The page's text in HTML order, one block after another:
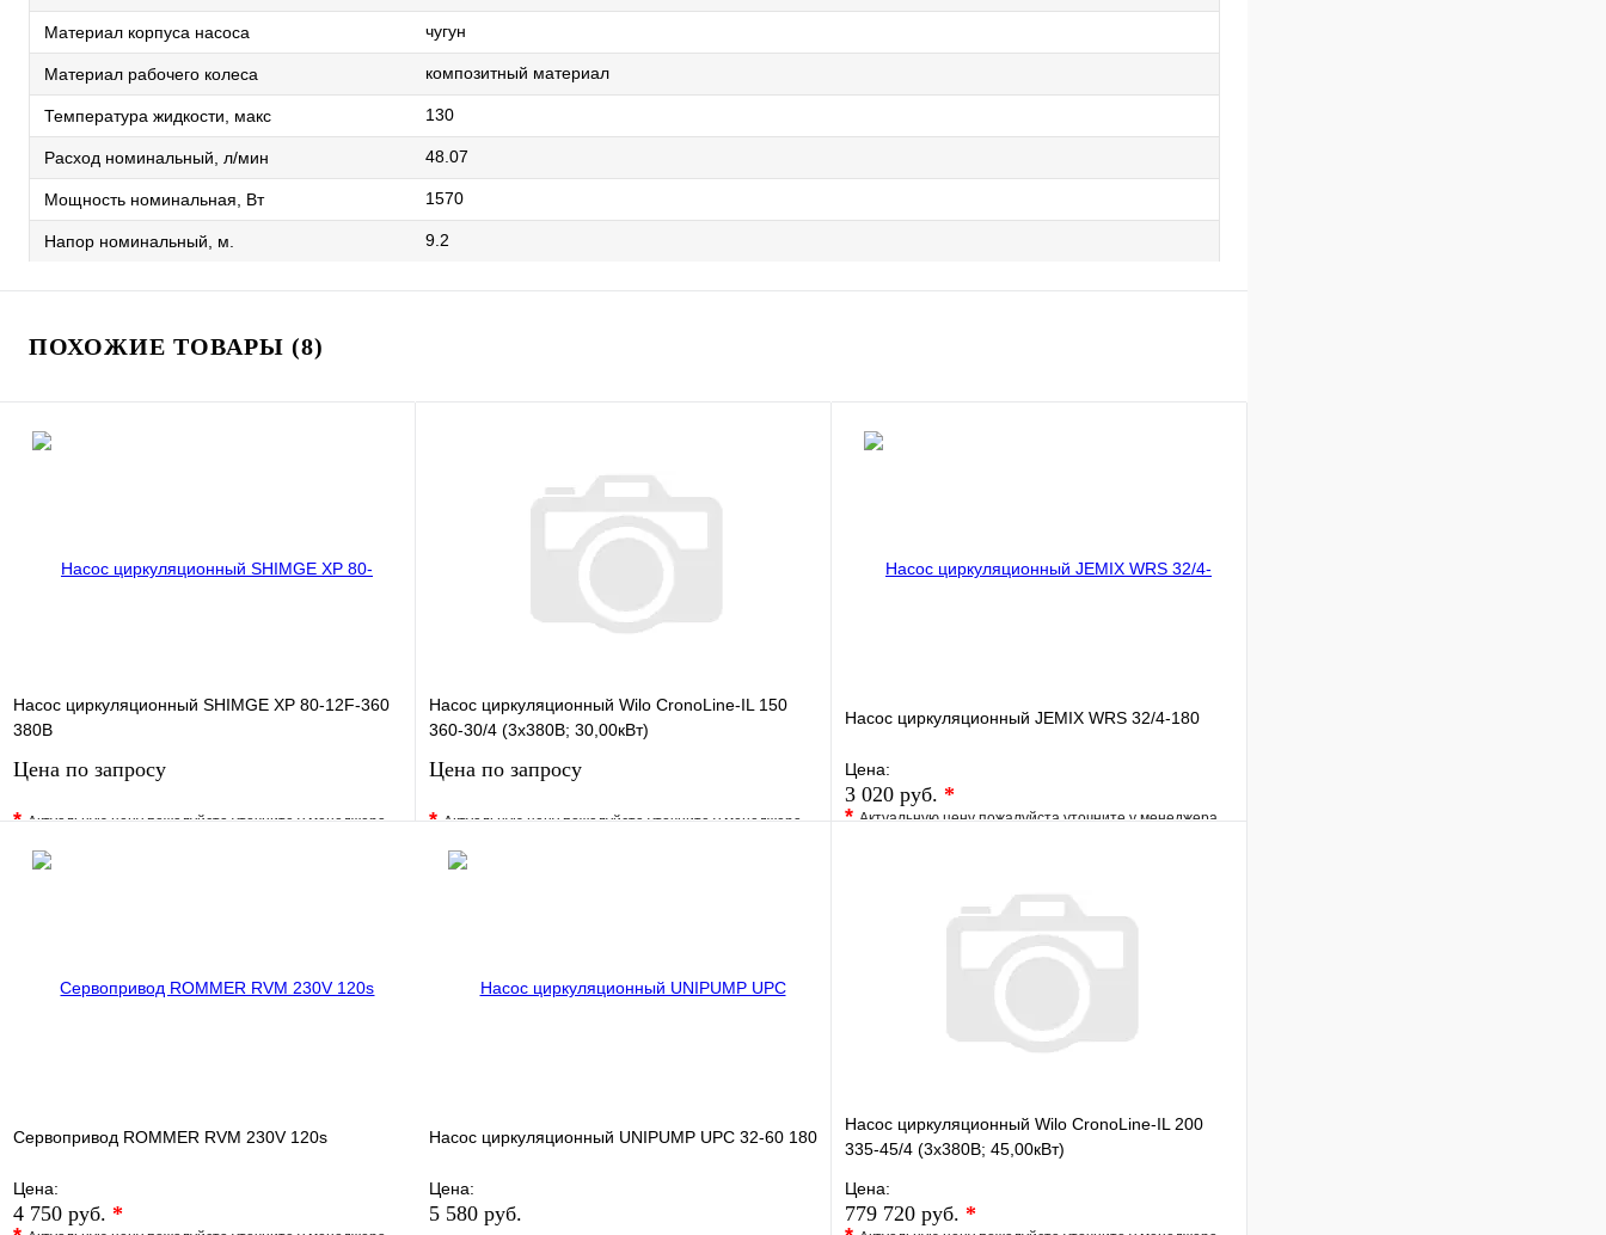
Материал корпуса насоса чугун
Материал рабочего колеса композитный материал
Температура жидкости, макс 130
Расход номинальный, л/мин 48.07
Мощность номинальная, Вт 1570
Напор номинальный, м. 9.2
ПОХОЖИЕ ТОВАРЫ (8)
Насос циркуляционный SHIMGE XP 80-12F-360
380В
Цена по запросу
*Актуальную цену пожалуйста уточните у менеджера
В избранное
Насос циркуляционный Wilo CronoLine-IL 150
360-30/4 (3х380В; 30,00кВт)
Цена по запросу
*Актуальную цену пожалуйста уточните у менеджера
В избранное
Насос циркуляционный JEMIX WRS 32/4-180
Цена:
3 020 руб. *
*Актуальную цену пожалуйста уточните у менеджера
В корзину
Сервопривод ROMMER RVM 230V 120s
Цена:
4 750 руб. *
Насос циркуляционный UNIPUMP UPC 32-60 180
Цена:
5 580 руб.
Насос циркуляционный Wilo CronoLine-IL 200
335-45/4 (3х380В; 45,00кВт)
Цена:
779 720 руб. *